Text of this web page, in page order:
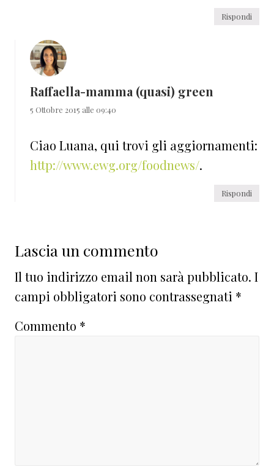
Rispondi
Raffaella-mamma (quasi) green
5 Ottobre 2015 alle 09:40
Ciao Luana, qui trovi gli aggiornamenti:
http://www.ewg.org/foodnews/.
Rispondi
Lascia un commento
Il tuo indirizzo email non sarà pubblicato. I
campi obbligatori sono contrassegnati *
Commento *